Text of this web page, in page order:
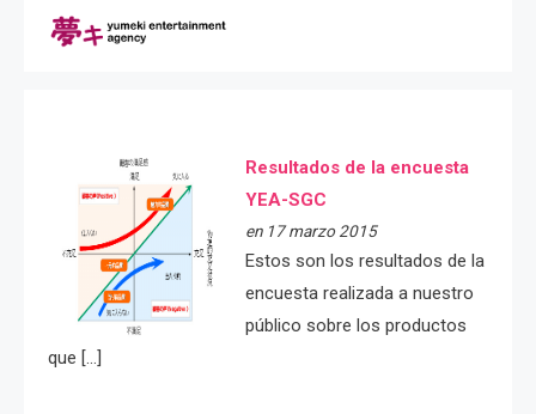
Resultados de la encuesta
YEA-SGC
en 17 marzo 2015
Estos son los resultados de la
encuesta realizada a nuestro
público sobre los productos
que […]